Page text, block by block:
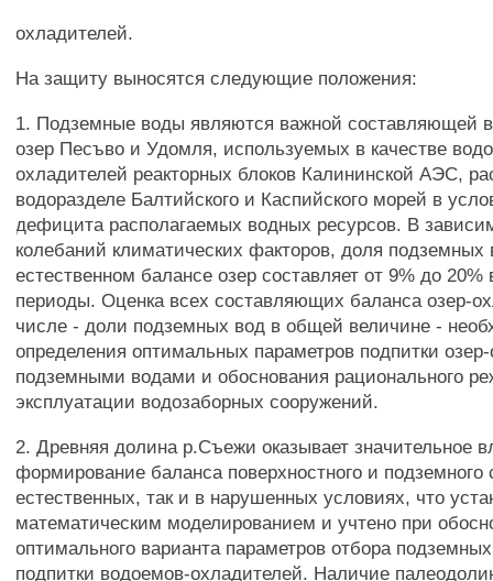
охладителей.
На защиту выносятся следующие положения:
1. Подземные воды являются важной составляющей
озер Песъво и Удомля, используемых в качестве
охладителей реакторных блоков Калининской АЭС,
водоразделе Балтийского и Каспийского морей в
дефицита располагаемых водных ресурсов. В
колебаний климатических факторов, доля подземных
естественном балансе озер составляет от 9% до
периоды. Оценка всех составляющих баланса озер-
числе - доли подземных вод в общей величине -
определения оптимальных параметров подпитки
подземными водами и обоснования рационального
эксплуатации водозаборных сооружений.
2. Древняя долина р.Съежи оказывает значительное
формирование баланса поверхностного и подземного
естественных, так и в нарушенных условиях, что
математическим моделированием и учтено при
оптимального варианта параметров отбора
подпитки водоемов-охладителей. Наличие